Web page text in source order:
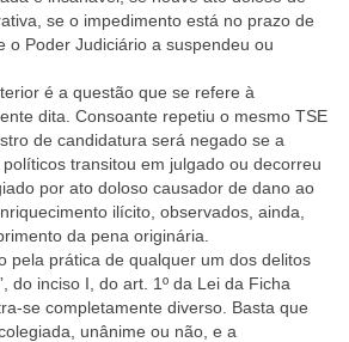
se o impedimento está no prazo de
o Poder Judiciário a suspendeu ou
é a questão que se refere à
dita. Consoante repetiu o mesmo TSE
de candidatura será negado se a
transitou em julgado ou decorreu
por ato doloso causador de dano ao
ilícito, observados, ainda,
da pena originária.
pela prática de qualquer um dos delitos
do inciso I, do art. 1º da Lei da Ficha
se completamente diverso. Basta que
unânime ou não, e a